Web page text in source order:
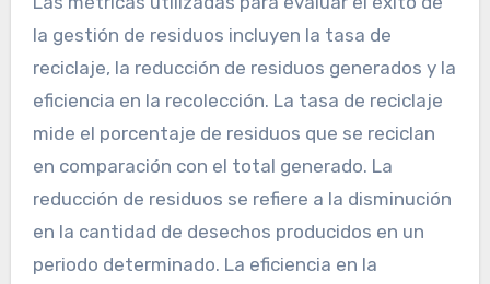
la gestión de residuos incluyen la tasa de
reciclaje, la reducción de residuos generados y la
eficiencia en la recolección. La tasa de reciclaje
mide el porcentaje de residuos que se reciclan
en comparación con el total generado. La
reducción de residuos se refiere a la disminución
en la cantidad de desechos producidos en un
periodo determinado. La eficiencia en la